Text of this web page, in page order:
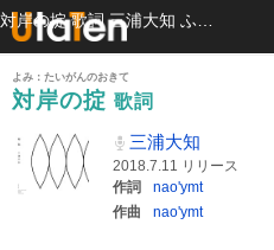
よみ：たいがんのおきて
対岸の掟 歌詞
三浦大知
2018.7.11 リリース
作詞
nao'ymt
作曲
nao'ymt